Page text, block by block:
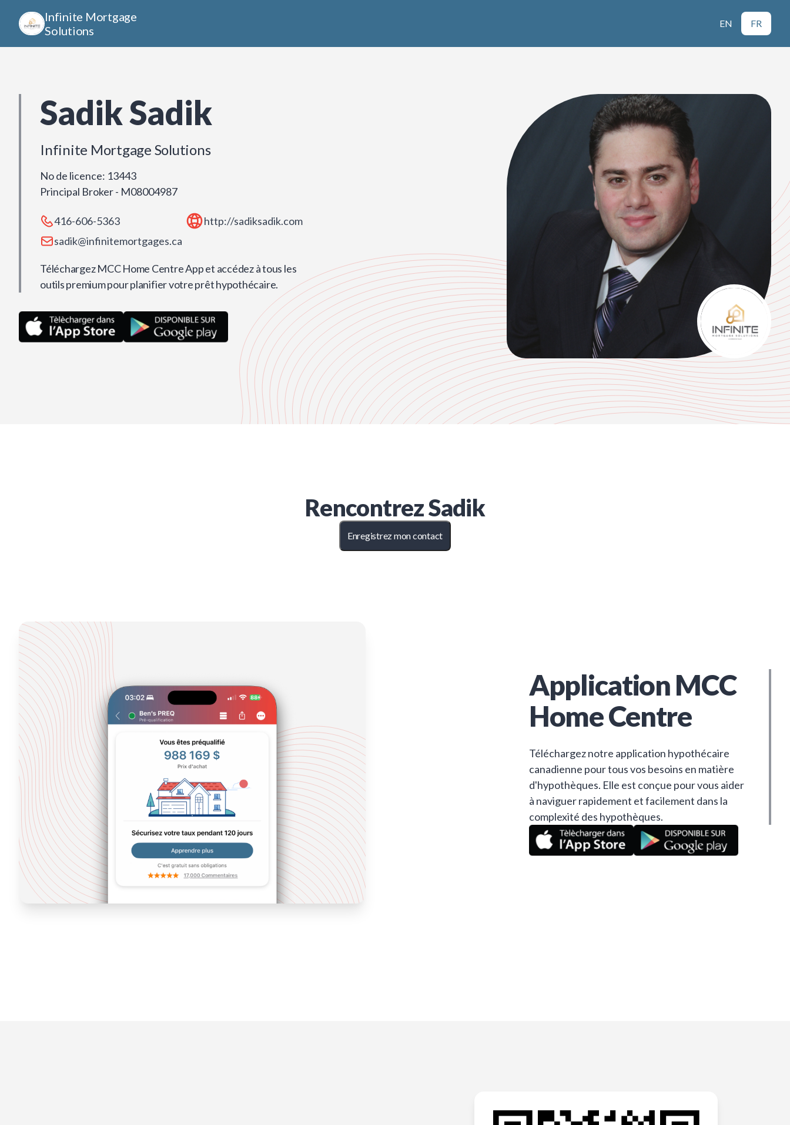
Infinite Mortgage
Solutions
EN FR
Sadik Sadik
Infinite Mortgage Solutions
No de licence: 13443
Principal Broker - M08004987
416-606-5363
sadik@infinitemortgages.ca
http://sadiksadik.com
Téléchargez MCC Home Centre App et accédez à tous les
outils premium pour planifier votre prêt hypothécaire.
RencontrezSadik
Enregistrez mon contact
Application MCC
Home Centre
Téléchargez notre application hypothécaire
canadienne pour tous vos besoins en matière
d'hypothèques. Elle est conçue pour vous aider
à naviguer rapidement et facilement dans la
complexité des hypothèques.